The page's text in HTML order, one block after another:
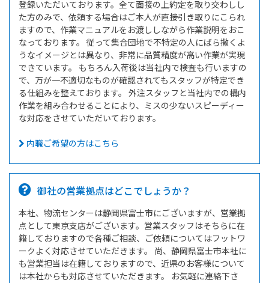
登録いただいております。全て面接の上約定を取り交わしし
た方のみで、依頼する場合はご本人が直接引き取りにこられ
ますので、作業マニュアルをお渡ししながら作業説明をおこ
なっております。 従って集合団地で不特定の人にばら撒くよ
うなイメージとは異なり、非常に品質精度が高い作業が実現
できています。 もちろん入荷後は当社内で検査も行いますの
で、万が一不適切なものが確認されてもスタッフが特定でき
る仕組みを整えております。 外注スタッフと当社内での構内
作業を組み合わせることにより、ミスの少ないスピーディー
な対応をさせていただいております。
内職ご希望の方はこちら
御社の営業拠点はどこでしょうか？
本社、物流センターは静岡県富士市にございますが、営業拠
点として東京支店がございます。営業スタッフはそちらに在
籍しておりますので各種ご相談、ご依頼についてはフットワ
ークよく対応させていただきます。 尚、静岡県富士市本社に
も営業担当は在籍しておりますので、近県のお客様について
は本社からも対応させていただきます。 お気軽に連絡下さ